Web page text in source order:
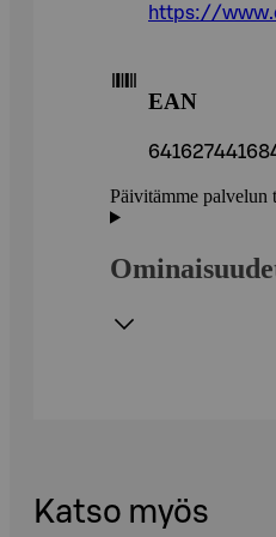
https://
EAN
Päivitämme palvelun
Katso myös